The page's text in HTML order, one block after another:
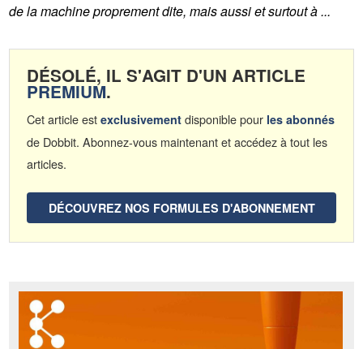
de la machine proprement dite, mais aussi et surtout à ...
DÉSOLÉ, IL S'AGIT D'UN ARTICLE
PREMIUM.
Cet article est exclusivementdisponible pour les abonnés
de Dobbit. Abonnez-vous maintenant et accédez à tout les
articles.
DÉCOUVREZ NOS FORMULES D'ABONNEMENT